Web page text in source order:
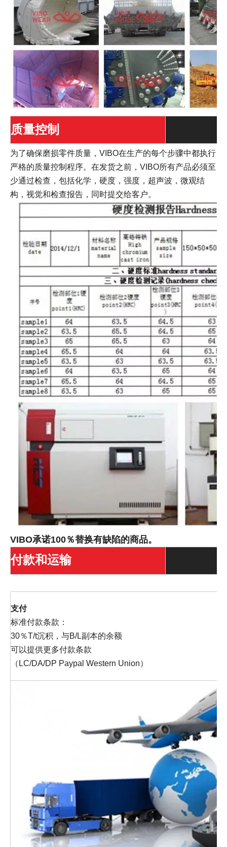
质量控制
为了确保磨损零件质量，VIBO在生产的每个步骤中都执行
严格的质量控制程序。在发货之前，VIBO所有产品必须至
少通过检查，包括化学，硬度，强度，超声波，微观结
构，视觉和检查报告，同时提交给客户。
VIBO承诺100％替换有缺陷的商品。
付款和运输
支付
标准付款条款：
30％T/t沉积，与B/L副本的余额
可以提供更多付款条款
（LC/DA/DP Paypal Western Union）